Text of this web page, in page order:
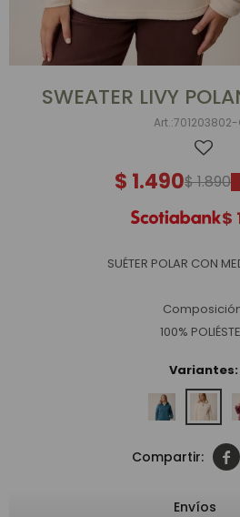
SWEATER LIVY
701203802-
$ 1.490$1.890
$
SUÉTER POLAR CON
100%
Variantes:

Envíos